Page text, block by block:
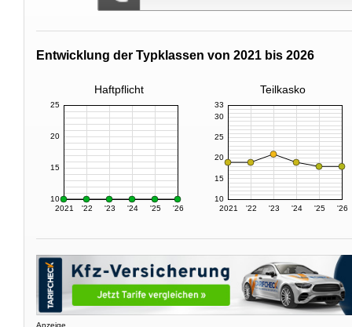
Entwicklung der Typklassen von 2021 bis 2026
Haftpflicht Teilkasko
2021 '22 '23 '24 '25 '26
10
15
20
25
2021 '22 '23 '24 '25 '26
10
15
20
25
30
33
Anzeige